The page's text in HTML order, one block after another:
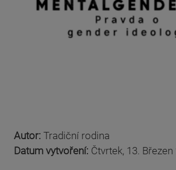
Autor: Tradiční rodina
Datum vytvoření: Čtvrtek, 13. Březen